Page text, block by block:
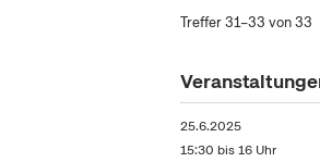
Treffer 31–33 von 33
25.6.2025
15:30 bis 16 Uhr